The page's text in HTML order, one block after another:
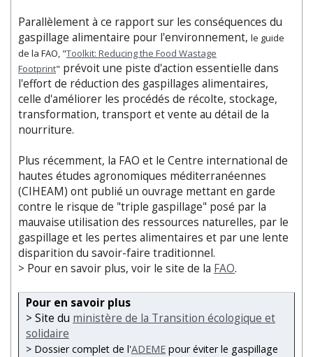
Parallèlement à ce rapport sur les conséquences du
gaspillage alimentaire pour l'environnement, le guide
de la FAO, "Toolkit: Reducing the Food Wastage
Footprint" prévoit une piste d'action essentielle dans
l'effort de réduction des gaspillages alimentaires,
celle d'améliorer les procédés de récolte, stockage,
transformation, transport et vente au détail de la
nourriture.
Plus récemment, la FAO et le Centre international de
hautes études agronomiques méditerranéennes
(CIHEAM) ont publié un ouvrage mettant en garde
contre le risque de "triple gaspillage" posé par la
mauvaise utilisation des ressources naturelles, par le
gaspillage et les pertes alimentaires et par une lente
disparition du savoir-faire traditionnel.
> Pour en savoir plus, voir le site de la FAO.
Pour en savoir plus
> Site du ministère de la Transition écologique et
solidaire
> Dossier complet de l'ADEME pour éviter le gaspillage